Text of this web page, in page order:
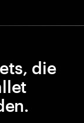
die